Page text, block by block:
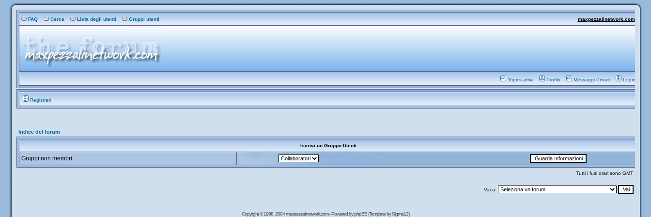
FAQ Cerca Lista degli utenti Gruppi utenti maxpezzalinetwork.com
Topics attivi Profilo Messaggi Privati Login
Registrati
Indice del forum
Iscrivi un Gruppo Utenti
Gruppi non membri
Tutti i fusi orari sono GMT
Vai a:
Copyright © 1998, 2004 maxpezzalinetwork.com - Powered byphpBB(Template by Sigma12)